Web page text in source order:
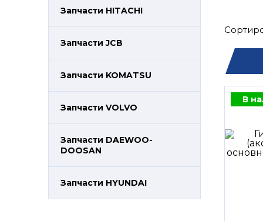
Запчасти HITACHI
Запчасти JCB
Запчасти KOMATSU
Запчасти VOLVO
Запчасти DAEWOO-
DOOSAN
Запчасти HYUNDAI
В